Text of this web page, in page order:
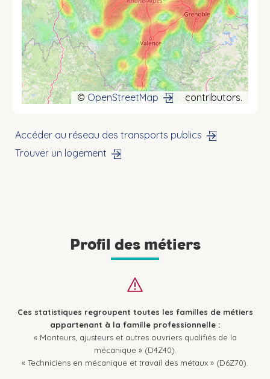
© OpenStreetMap contributors.
Accéder au réseau des transports publics
Trouver un logement
Profil des métiers
Ces statistiques regroupent toutes les familles de métiers
appartenant à la famille professionnelle :
« Monteurs, ajusteurs et autres ouvriers qualifiés de la
mécanique » (D4Z40).
« Techniciens en mécanique et travail des métaux » (D6Z70).